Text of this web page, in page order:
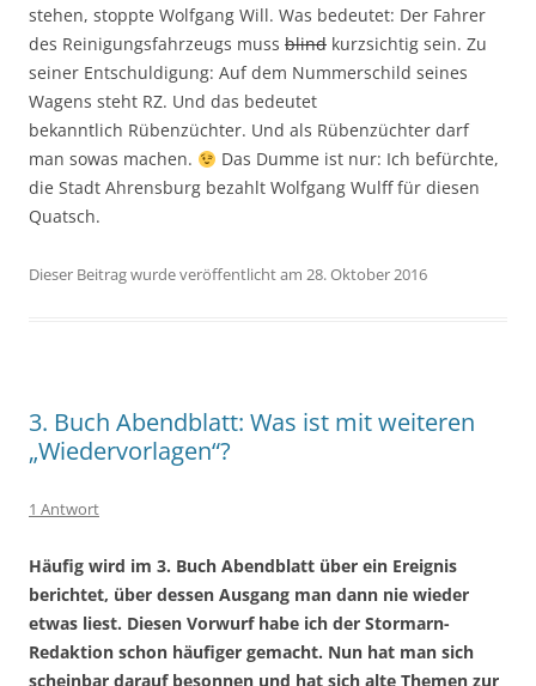
stehen, stoppte Wolfgang Will. Was bedeutet: Der Fahrer
des Reinigungsfahrzeugs muss blind kurzsichtig sein. Zu
seiner Entschuldigung: Auf dem Nummerschild seines
Wagens steht RZ. Und das bedeutet
bekanntlich Rübenzüchter. Und als Rübenzüchter darf
man sowas machen.
Das Dumme ist nur: Ich befürchte,
die Stadt Ahrensburg bezahlt Wolfgang Wulff für diesen
Quatsch.
Dieser Beitrag wurde veröffentlicht am 28. Oktober 2016
3. Buch Abendblatt: Was ist mit weiteren
„Wiedervorlagen“?
1 Antwort
Häufig wird im 3. Buch Abendblatt über ein Ereignis
berichtet, über dessen Ausgang man dann nie wieder
etwas liest. Diesen Vorwurf habe ich der Stormarn-
Redaktion schon häufiger gemacht. Nun hat man sich
scheinbar darauf besonnen und hat sich alte Themen zur